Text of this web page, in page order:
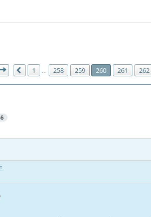
Страница 260 из271
Пред.
1 … 258 259 260 261 262
↑